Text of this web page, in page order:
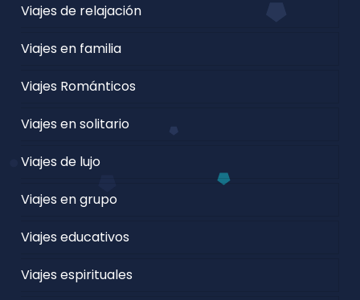
Viajes de relajación
Viajes en familia
Viajes Románticos
Viajes en solitario
Viajes de lujo
Viajes en grupo
Viajes educativos
Viajes espirituales